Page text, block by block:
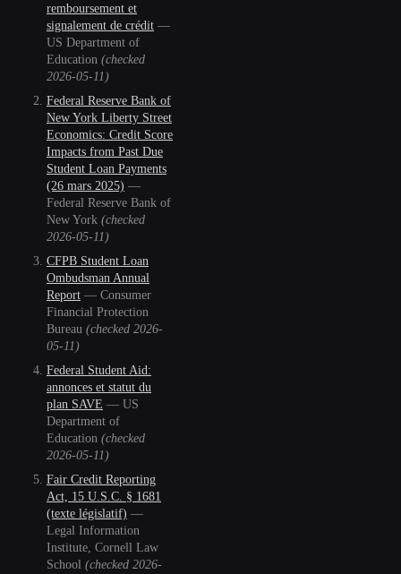
remboursement et
signalement de crédit —
US Department of
Education (checked
2026-05-11 )
Federal Reserve Bank of
New York Liberty Street
Economics: Credit Score
Impacts from Past Due
Student Loan Payments
(26 mars 2025) —
Federal Reserve Bank of
New York (checked
2026-05-11 )
CFPB Student Loan
Ombudsman Annual
Report — Consumer
Financial Protection
Bureau (checked 2026-
05-11 )
Federal Student Aid:
annonces et statut du
plan SAVE — US
Department of
Education (checked
2026-05-11 )
Fair Credit Reporting
Act, 15 U.S.C. § 1681
(texte législatif) —
Legal Information
Institute, Cornell Law
School (checked 2026-